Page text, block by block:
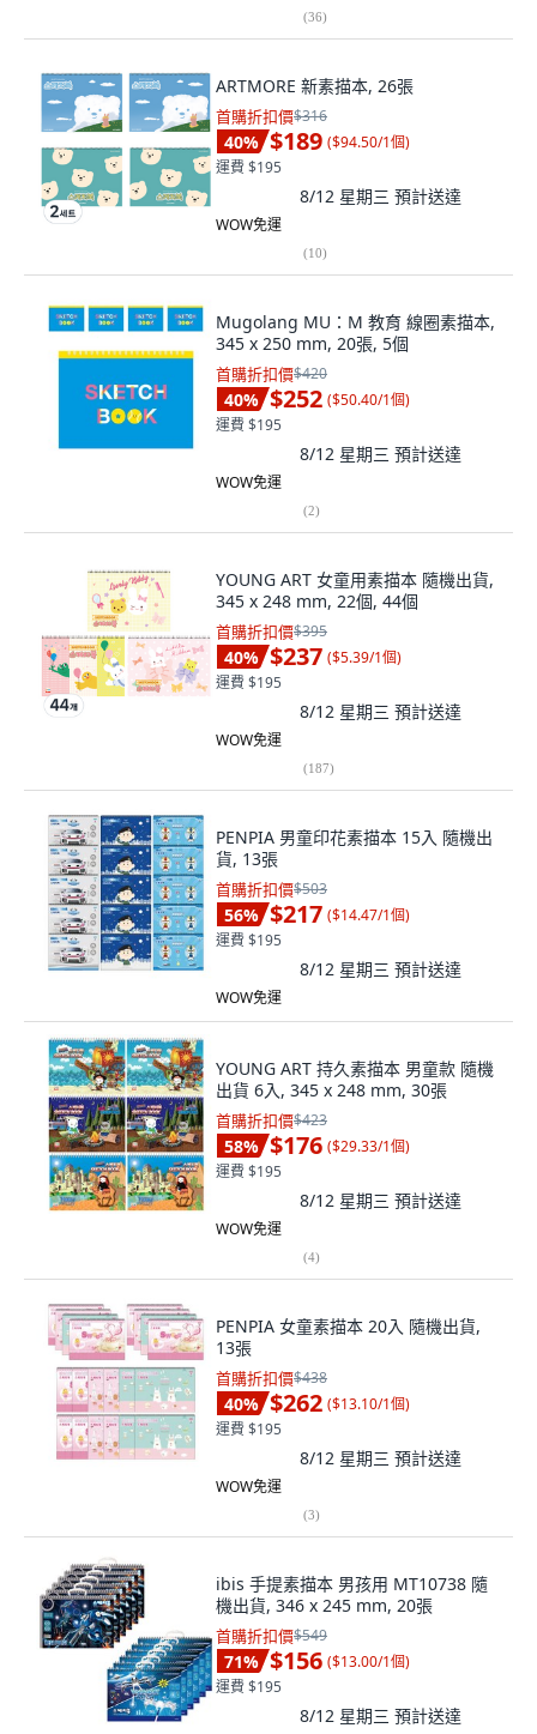
(36)
ARTMORE 新素描本, 26張
首購折扣價$316
40% $189 ($94.50/1個)
運費 $195
8/12 星期三 預計送達
WOW免運
(10)
Mugolang MU：M 教育 線圈素描本,
345 x 250 mm, 20張, 5個
首購折扣價$420
40% $252 ($50.40/1個)
運費 $195
8/12 星期三 預計送達
WOW免運
(2)
YOUNG ART 女童用素描本 隨機出貨,
345 x 248 mm, 22個, 44個
首購折扣價$395
40% $237 ($5.39/1個)
運費 $195
8/12 星期三 預計送達
WOW免運
(187)
PENPIA 男童印花素描本 15入 隨機出
貨, 13張
首購折扣價$503
56% $217 ($14.47/1個)
運費 $195
8/12 星期三 預計送達
WOW免運
YOUNG ART 持久素描本 男童款 隨機
出貨 6入, 345 x 248 mm, 30張
首購折扣價$423
58% $176 ($29.33/1個)
運費 $195
8/12 星期三 預計送達
WOW免運
(4)
PENPIA 女童素描本 20入 隨機出貨,
13張
首購折扣價$438
40% $262 ($13.10/1個)
運費 $195
8/12 星期三 預計送達
WOW免運
(3)
ibis 手提素描本 男孩用 MT10738 隨
機出貨, 346 x 245 mm, 20張
首購折扣價$549
71% $156 ($13.00/1個)
運費 $195
8/12 星期三 預計送達